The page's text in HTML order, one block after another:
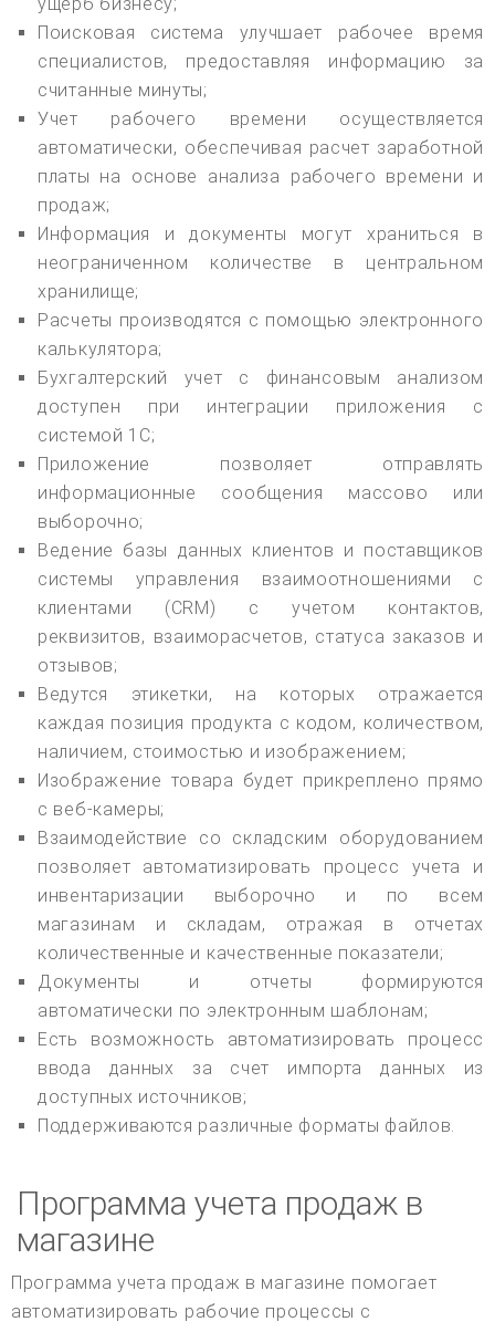
ущерб бизнесу;
Поисковая система улучшает рабочее время
специалистов, предоставляя информацию за
считанные минуты;
Учет рабочего времени осуществляется
автоматически, обеспечивая расчет заработной
платы на основе анализа рабочего времени и
продаж;
Информация и документы могут храниться в
неограниченном количестве в центральном
хранилище;
Расчеты производятся с помощью электронного
калькулятора;
Бухгалтерский учет с финансовым анализом
доступен при интеграции приложения с
системой 1С;
Приложение позволяет отправлять
информационные сообщения массово или
выборочно;
Ведение базы данных клиентов и поставщиков
системы управления взаимоотношениями с
клиентами (CRM) с учетом контактов,
реквизитов, взаиморасчетов, статуса заказов и
отзывов;
Ведутся этикетки, на которых отражается
каждая позиция продукта с кодом, количеством,
наличием, стоимостью и изображением;
Изображение товара будет прикреплено прямо
с веб-камеры;
Взаимодействие со складским оборудованием
позволяет автоматизировать процесс учета и
инвентаризации выборочно и по всем
магазинам и складам, отражая в отчетах
количественные и качественные показатели;
Документы и отчеты формируются
автоматически по электронным шаблонам;
Есть возможность автоматизировать процесс
ввода данных за счет импорта данных из
доступных источников;
Поддерживаются различные форматы файлов.
Программа учета продаж в
магазине
Программа учета продаж в магазине помогает
автоматизировать рабочие процессы с